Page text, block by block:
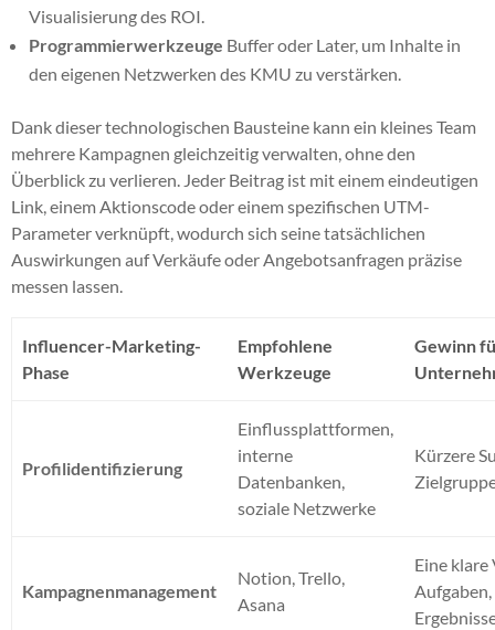
Visualisierung des ROI.
Programmierwerkzeuge Buffer oder Later, um Inhalte in
den eigenen Netzwerken des KMU zu verstärken.
Dank dieser technologischen Bausteine kann ein kleines Team
mehrere Kampagnen gleichzeitig verwalten, ohne den
Überblick zu verlieren. Jeder Beitrag ist mit einem eindeutigen
Link, einem Aktionscode oder einem spezifischen UTM-
Parameter verknüpft, wodurch sich seine tatsächlichen
Auswirkungen auf Verkäufe oder Angebotsanfragen präzise
messen lassen.
Influencer-Marketing-
Phase
Empfohlene
Werkzeuge
Gewinn
Profilidentifizierung
Einflussplattformen,
interne
Datenbanken,
soziale Netzwerke
Kürzere
Kampagnenmanagement
Notion, Trello,
Asana
Eine